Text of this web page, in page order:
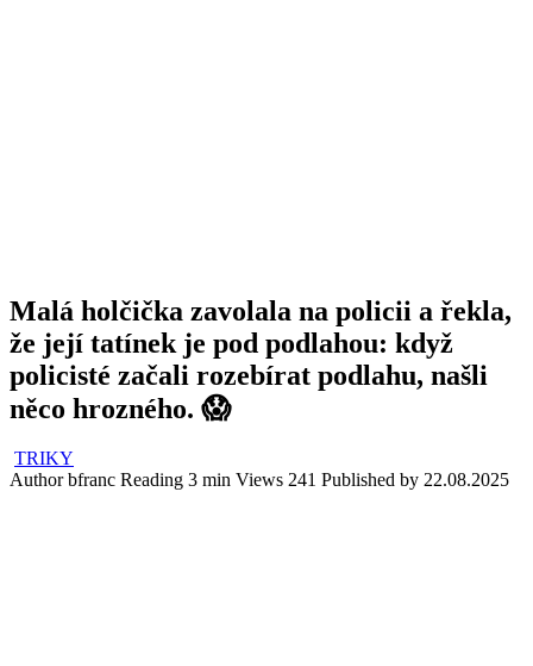
Malá holčička zavolala na policii a řekla,
že její tatínek je pod podlahou: když
policisté začali rozebírat podlahu, našli
něco hrozného. 😱
TRIKY
Author bfranc Reading 3 min Views 241 Published by 22.08.2025